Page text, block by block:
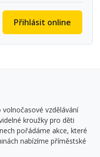
Přihlásit online
vzdělávání
kroužky pro děti
pořádáme akce, které
nabízíme příměstské